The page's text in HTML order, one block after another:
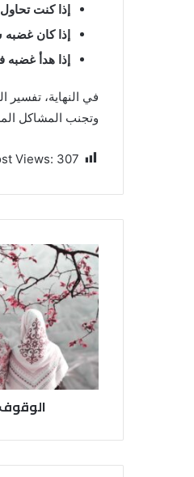
إذا كنت
إذا كان غضبه
إذا هدأ غضبه
في النهاية،
وتجنب المشاكل
Views: 307
الوقوف